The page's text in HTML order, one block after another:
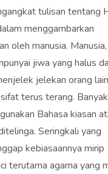
tulisan tentang
menggambarkan
oleh manusia. Manusia,
jiwa yang halus
jelekan orang
terus terang.
Bahasa kiasan
Seringkali yang
kebiasaannya mirip
terutama agama yang